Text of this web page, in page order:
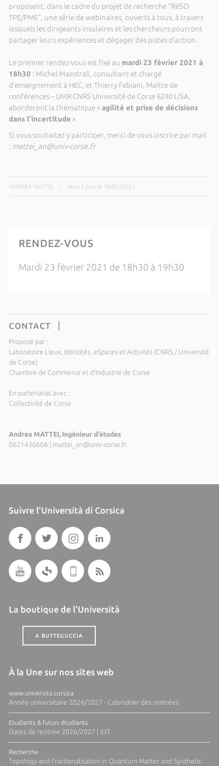
proposent, dans le cadre du projet de recherche "RéSO
TPE/PME", une série de webinaires, ouverts à tous, à travers
lesquels les dirigeants insulaires et les chercheurs pourront
partager leurs expériences et dégager des pistes d’action.
Le premier rendez-vous est fixé au mardi 23 février 2021 à
18h30 : Michel Maestrali, consultant et chargé
d’enseignement à HEC, et Thierry Fabiani, Maître de
conférences – UMR CNRS Université de Corse 6240 LISA,
aborderont la thématique « agilité et prise de décisions
dans l’incertitude ».
Si vous souhaitez y participer, merci de vous inscrire par mail
: mattei_an@univ-corse.fr
ANDREA MATTEI Mise à jour le 18/02/2021
RENDEZ-VOUS
Mardi 23 février 2021 de 18h30 à 19h30
CONTACT
Proposé par :
Laboratoire Lieux, Identités, eSpaces et Activités (CNRS / Université
de Corse)
Chambre de Commerce et d'Industrie de Corse
En partenariat avec :
Collectivité de Corse
Andrea MATTEI, Ingénieur d'études
0621430606
mattei_an@univ-corse.fr
Suivre l'Università di Corsica
La boutique de l'Università
A BUTTEGUCCIA
À la Une sur nos sites web
www.universita.corsica
Année universitaire 2026/2027 - Calendrier des rentrées
Etudiants & futurs étudiants
Dates de rentrée 2026/2027 | IUT
Recherche
Topology and Fractionalisation in Quantum Matter and Synthetic